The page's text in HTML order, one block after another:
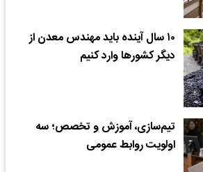
۱۰ سال آینده باید مهندس معدن از
دیگر کشورها وارد کنیم
تیم‌سازی، آموزش و تخصص؛ سه
اولویت روابط عمومی